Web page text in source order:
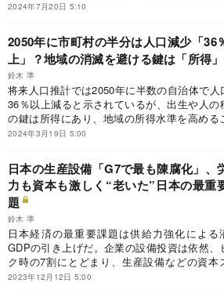
も深刻だ。介護ロボット導入などによる介護
2割負担の範囲拡大などの制度見直しが急務
2024年7月20日 5:10
2050年に市町村の半分は人口減少「36
上」？地域の消滅を避ける鍵は「所得」
鈴木 準
将来人口推計では2050年に半数の自治体で人
36％以上減ると示されているが、出生や人の
の鍵は所得にあり、地域の所得水準を高める
が人口減少問題克服の最重要課題だ。地域に
人の住民規模を意識した広域連携などを進め
要がある。
2024年3月19日 5:00
日本の生産設備「G7で最も陳腐化」、
力も資本も激しく“老いた”日本の最重
題
鈴木 準
日本経済の最重要課題は供給力強化による
GDPの引き上げだ。企業の設備投資は依然、
ク時の7割にとどまり、生産設備などの資本
ックの老朽化度合いや資本装備率が日本はG7
2023年12月12日 5:00